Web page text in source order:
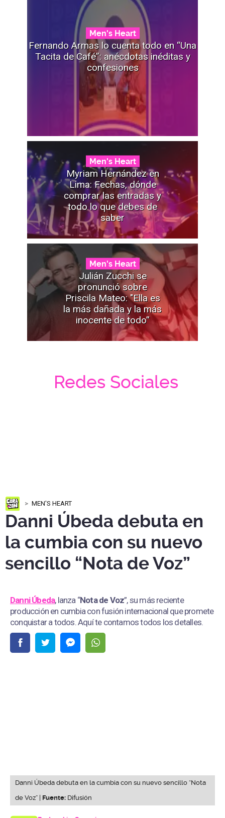
Men's Heart
Fernando Armas lo cuenta todo en “Una
Tacita de Café”: anécdotas inéditas y
confesiones
Men's Heart
Myriam Hernández en
Lima: Fechas, dónde
comprar las entradas y
todo lo que debes de
saber
Men's Heart
Julián Zucchi se
pronunció sobre
Priscila Mateo: "Ella es
la más dañada y la más
inocente de todo”
Redes Sociales
MEN'S HEART
Danni Úbeda debuta en
la cumbia con su nuevo
sencillo “Nota de Voz”
Danni Úbeda, lanza “Nota de Voz”, su más reciente
producción en cumbia con fusión internacional que promete
conquistar a todos. Aquí te contamos todos los detalles.
Danni Úbeda debuta en la cumbia con su nuevo sencillo “Nota
de Voz” | Fuente: Difusión